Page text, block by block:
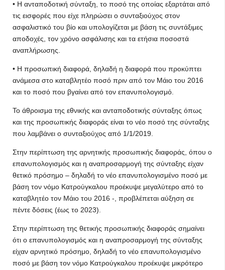
• H ανταποδοτική σύνταξη, το ποσό της οποίας εξαρτάται από
τις εισφορές που είχε πληρώσει ο συνταξιούχος στον
ασφαλιστικό του βίο και υπολογίζεται με βάση τις συντάξιμες
αποδοχές, τον χρόνο ασφάλισης και τα ετήσια ποσοστά
αναπλήρωσης.
• Η προσωπική διαφορά, δηλαδή η διαφορά που προκύπτει
ανάμεσα στο καταβλητέο ποσό πριν από τον Μάιο του 2016
και το ποσό που βγαίνει από τον επανυπολογισμό.
Το άθροισμα της εθνικής και ανταποδοτικής σύνταξης όπως
και της προσωπικής διαφοράς είναι το νέο ποσό της σύνταξης
που λαμβάνει ο συνταξιούχος από 1/1/2019.
Στην περίπτωση της αρνητικής προσωπικής διαφοράς, όπου ο
επανυπολογισμός και η αναπροσαρμογή της σύνταξης είχαν
θετικό πρόσημο – δηλαδή το νέο επανυπολογισμένο ποσό με
βάση τον νόμο Κατρούγκαλου προέκυψε μεγαλύτερο από το
καταβλητέο τον Μάιο του 2016 -, προβλέπεται αύξηση σε
πέντε δόσεις (έως το 2023).
Στην περίπτωση της θετικής προσωπικής διαφοράς σημαίνει
ότι ο επανυπολογισμός και η αναπροσαρμογή της σύνταξης
είχαν αρνητικό πρόσημο, δηλαδή το νέο επανυπολογισμένο
ποσό με βάση τον νόμο Κατρούγκαλου προέκυψε μικρότερο